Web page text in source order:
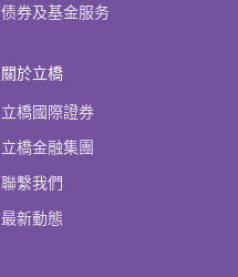
债券及基金服务
關於立橋
立橋國際證券
立橋金融集團
聯繫我們
最新動態